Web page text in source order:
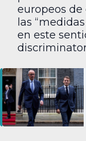
europeos de
las
en este